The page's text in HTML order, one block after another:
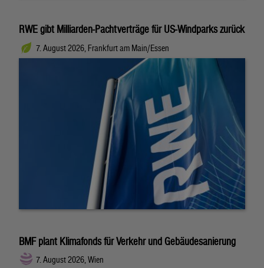
RWE gibt Milliarden-Pachtverträge für US-Windparks zurück
7. August 2026, Frankfurt am Main/Essen
BMF plant Klimafonds für Verkehr und Gebäudesanierung
7. August 2026, Wien